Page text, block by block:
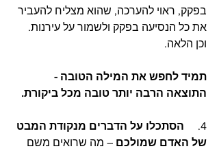
בפקק, ראוי להערכה, שהוא מצליח להעביר
את כל הנסיעה בפקק ולשמור על עירנות.
וכן הלאה.
תמיד לחפש את המילה הטובה -
התוצאה הרבה יותר טובה מכל ביקורת.
4.
הסתכלו על הדברים מנקודת המבט
של האדם שמולכם – מה שרואים משם